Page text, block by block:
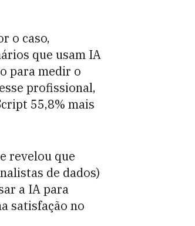
o caso,
que usam IA
para medir o
profissional,
55,8% mais
revelou que
de dados)
a IA para
satisfação no